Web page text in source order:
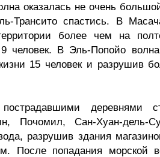
оказалась не очень
Трансито спастись. В
более чем на
9 человек. В Эль-Попойо
15 человек и разрушив
деревнями
Почомил, Сан-Хуан-
разрушив здания
После попадания морской